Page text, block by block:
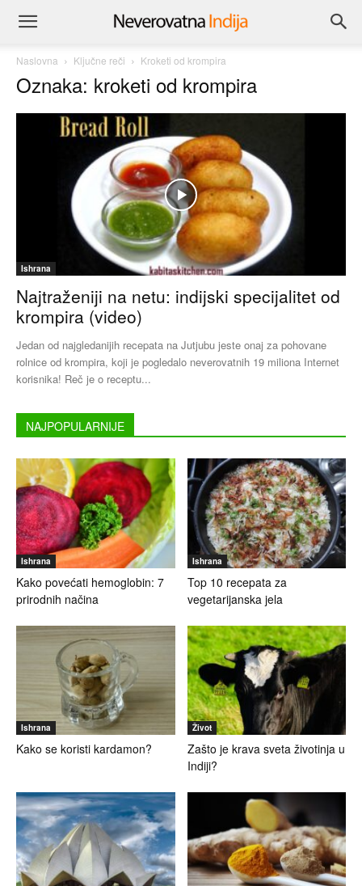
Naslovna Ključne reči Kroketi od krompira
Oznaka: kroketi od krompira
Ishrana
Najtraženiji na netu: indijski specijalitet od
krompira (video)
Jedan od najgledanijih recepata na Jutjubu jeste onaj za pohovane
rolnice od krompira, koji je pogledalo neverovatnih 19 miliona Internet
korisnika! Reč je o receptu...
NAJPOPULARNIJE
Ishrana
Kako povećati hemoglobin: 7
prirodnih načina
Ishrana
Top 10 recepata za
vegetarijanska jela
Ishrana
Kako se koristi kardamon?
Život
Zašto je krava sveta životinja u
Indiji?